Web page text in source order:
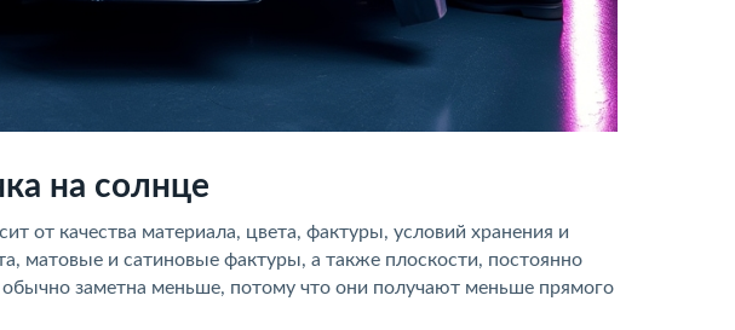
на солнце
от качества материала, цвета, фактуры, условий хранения и
матовые и сатиновые фактуры, а также плоскости, постоянно
заметна меньше, потому что они получают меньше прямого